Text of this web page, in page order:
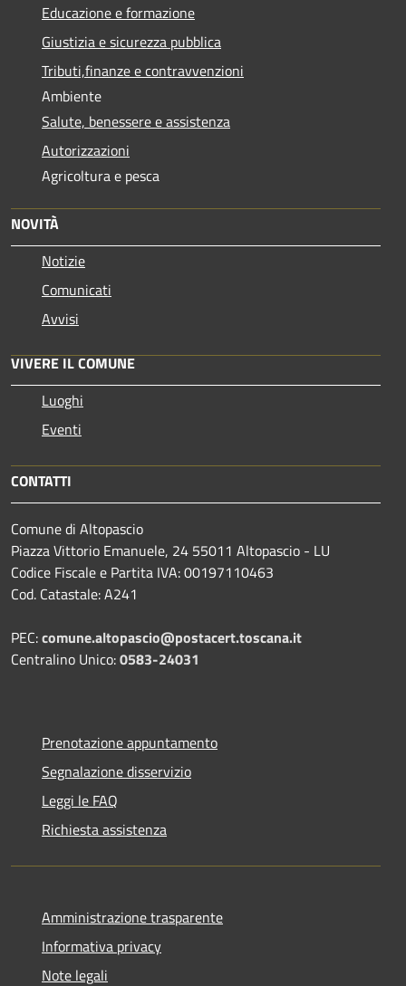
Educazione e formazione
Giustizia e sicurezza pubblica
Tributi,finanze e contravvenzioni
Ambiente
Salute, benessere e assistenza
Autorizzazioni
Agricoltura e pesca
NOVITÀ
Notizie
Comunicati
Avvisi
VIVERE IL COMUNE
Luoghi
Eventi
CONTATTI
Comune di Altopascio
Piazza Vittorio Emanuele, 24 55011 Altopascio - LU
Codice Fiscale e Partita IVA: 00197110463
Cod. Catastale: A241
PEC:comune.altopascio@postacert.toscana.it
Centralino Unico:0583-24031
Prenotazione appuntamento
Segnalazione disservizio
Leggi le FAQ
Richiesta assistenza
Amministrazione trasparente
Informativa privacy
Note legali